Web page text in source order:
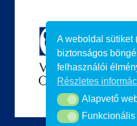
A weboldal sütiket
biztonságos
felhasználói
Részletes
Alapvető webes
Alapvető
Funkcionális sütik
Funkcionális